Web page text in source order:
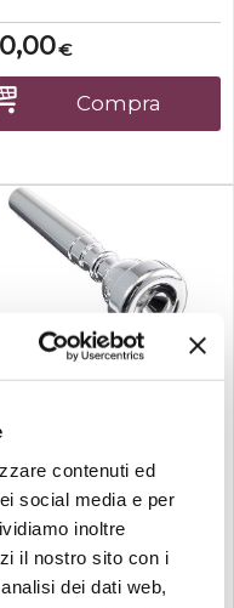
contenuti ed
social media e per
inoltre
il nostro sito con i
dei dati web,
Jazz.Il bocchino
è stato realizzato
tecnici Schagerl in
con il grande
J.Morrison.
innovativa...
€
Compra
5B SERIE 351
PER
Tazza medio-
Diametro
Rim arrotondato